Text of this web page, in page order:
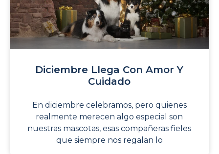
Diciembre Llega Con Amor Y
Cuidado
En diciembre celebramos, pero quienes
realmente merecen algo especial son
nuestras mascotas, esas compañeras fieles
que siempre nos regalan lo